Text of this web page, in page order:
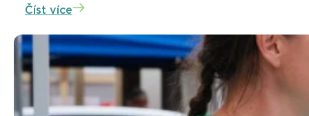
Číst více